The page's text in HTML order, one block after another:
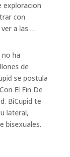
exploracion
con
a las …
ha
de
se postula
El Fin De
BiCupid te
lateral,
bisexuales.